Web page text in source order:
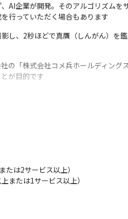
AI企業が開発。そのアルゴリズム
行っていただく場合もあります
し、2秒ほどで真贋（しんがん）
の「株式会社コメ兵ホールディン
が目的です
たは2サービス以上）
または1サービス以上）